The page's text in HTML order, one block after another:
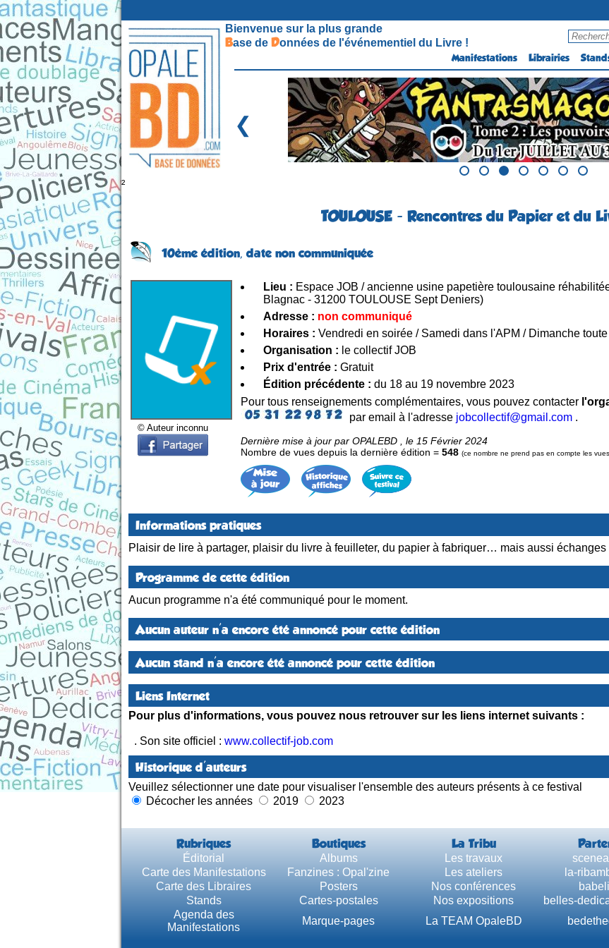
Bienvenue sur la plus grande
Base de Données de l'événementiel du Livre !
Manifestations
Librairies
❮
²
TOULOUSE - Rencontres du Papier et du
10ème édition,date non communiquée
© Auteur inconnu
Lieu : Espace JOB / ancienne usine papetière toulousaine
Blagnac - 31200 TOULOUSE Sept Deniers)
Adresse : non communiqué
Horaires : Vendredi en soirée / Samedi dans l'APM / Dimanche
Organisation : le collectif JOB
Prix d'entrée : Gratuit
Édition précédente : du 18 au 19 novembre 2023
Pour tous renseignements complémentaires, vous pouvez contacter
par email à l'adresse jobcollectif@gmail.com .
Dernière mise à jour par OPALEBD , le 15 Février 2024
Nombre de vues depuis la dernière édition = 548 (ce nombre ne prend pas en compte les
Informations pratiques
Plaisir de lire à partager, plaisir du livre à feuilleter, du papier à fabriquer… mais aussi échanges
Programme de cette édition
Aucun programme n'a été communiqué pour le moment.
Aucun auteur n'a encore été annoncé pour cette édition
Aucun stand n'a encore été annoncé pour cette édition
Liens Internet
Pour plus d'informations, vous pouvez nous retrouver sur les liens internet suivants :
. Son site officiel : www.collectif-job.com
Historique d'auteurs
Veuillez sélectionner une date pour visualiser l'ensemble des auteurs présents à ce festival
Décocher les années
2019 2023
Rubriques Boutiques La Tribu
Éditorial Albums Les travaux
Carte des Manifestations
Fanzines : Opal'zine Les ateliers la-
Carte des Libraires
Posters Nos conférences
Stands
Cartes-postales Nos expositions belles-
Agenda des
Manifestations
Marque-pages La TEAM OpaleBD